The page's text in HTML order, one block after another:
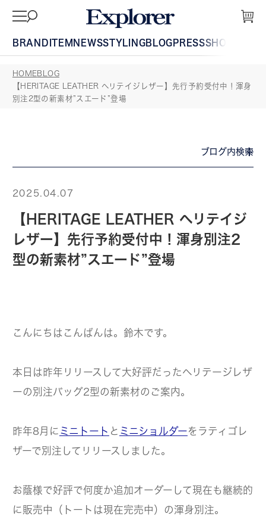
BRANDITEMNEWSSTYLINGBLOGPRESSSHOP
HOMEBLOG
【HERITAGE LEATHER ヘリテイジレザー】先行予約受付中！渾身
別注2型の新素材”スエード”登場
ブログ内検索
2025.04.07
【HERITAGE LEATHER ヘリテイジ
レザー】先行予約受付中！渾身別注2
型の新素材”スエード”登場
こんにちはこんばんは。鈴木です。
本日は昨年リリースして大好評だったヘリテージレザ
ーの別注バッグ2型の新素材のご案内。
昨年8月にミニトート と ミニショルダーをラティゴレ
ザーで別注してリリースしました。
お蔭様で好評で何度か追加オーダーして現在も継続的
に販売中（トートは現在完売中）の渾身別注。